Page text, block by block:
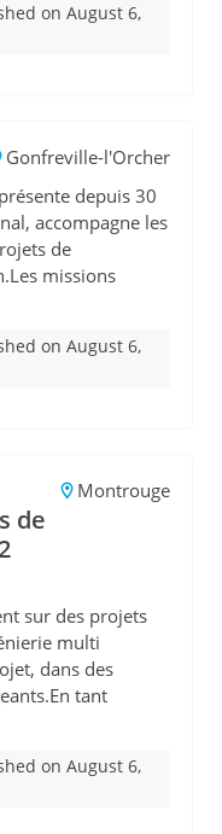
on August 6,
Gonfreville-l'Orcher
depuis 30
accompagne les
de
missions
on August 6,
de
Montrouge
sur des projets
multi
dans des
tant
on August 6,